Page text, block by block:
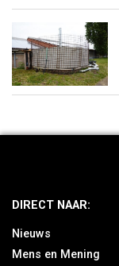
DIRECT NAAR:
Nieuws
Mens en Mening